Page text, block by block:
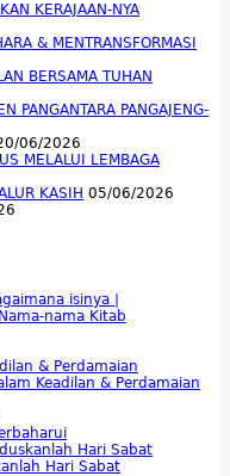
KERAJAAN-NYA
& MENTRANSFORMASI
BERSAMA TUHAN
PANGANTARA PANGAJENG-
06/2026
MELALUI LEMBAGA
KASIH 05/06/2026
isinya |
Nama-nama Kitab
& Perdamaian
Keadilan & Perdamaian
Hari Sabat
Hari Sabat